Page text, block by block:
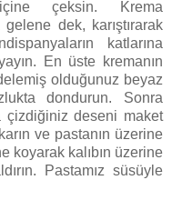
çeksin. Krema
dek, karıştırarak
katlarına
En üste kremanın
olduğunuz beyaz
dondurun. Sonra
çizdiğiniz deseni maket
ve pastanın üzerine
koyarak kalıbın üzerine
Pastamız süsüyle